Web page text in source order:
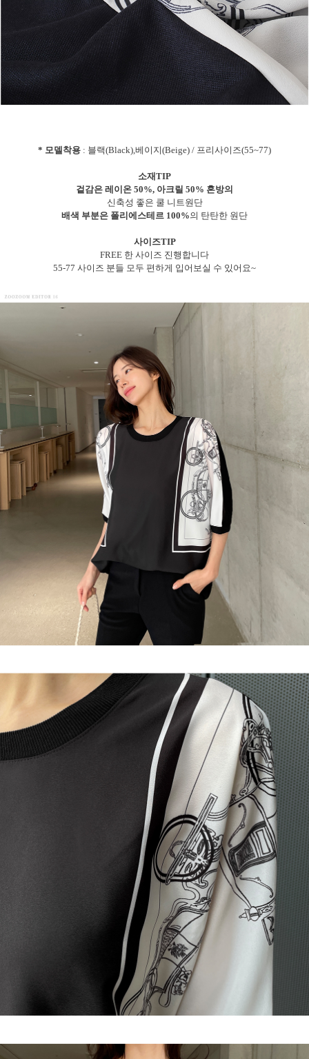
* 모델착용 : 블랙(Black),베이지(Beige) / 프리사이즈(55~77)
소재TIP
겉감은 레이온 50%, 아크릴 50% 혼방의
신축성 좋은 쿨 니트원단
배색 부분은 폴리에스테르 100%의 탄탄한 원단
사이즈TIP
FREE 한 사이즈 진행합니다
55-77 사이즈 분들 모두 편하게 입어보실 수 있어요~